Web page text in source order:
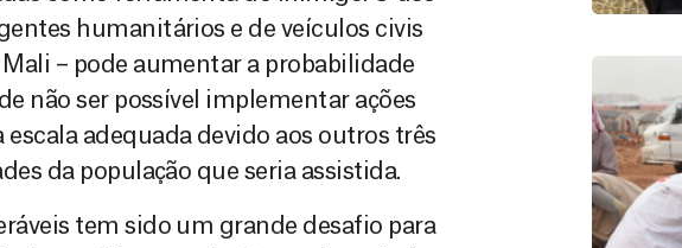
humanitários e de veículos civis
– pode aumentar a probabilidade
não ser possível implementar ações
adequada devido aos outros três
da população que seria assistida.
tem sido um grande desafio para